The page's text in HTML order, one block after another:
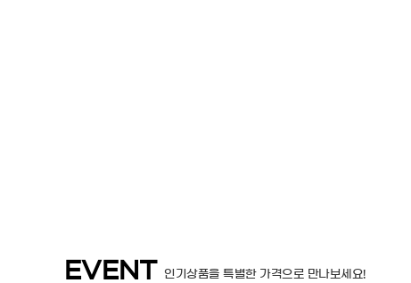
EVENT 인기상품을 특별한 가격으로 만나보세요!